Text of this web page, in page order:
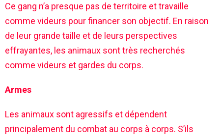
Ce gang n’a presque pas de territoire et travaille
comme videurs pour financer son objectif. En raison
de leur grande taille et de leurs perspectives
effrayantes, les animaux sont très recherchés
comme videurs et gardes du corps.
Armes
Les animaux sont agressifs et dépendent
principalement du combat au corps à corps. S’ils